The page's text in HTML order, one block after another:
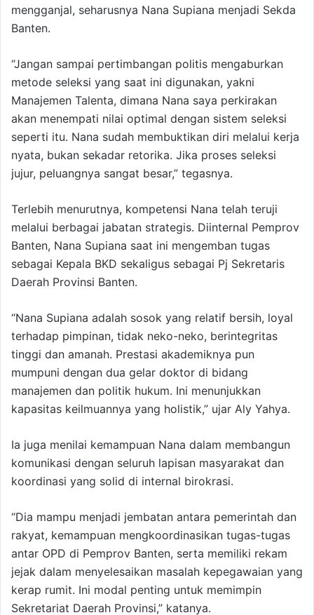
mengganjal, seharusnya Nana Supiana menjadi Sekda
Banten.
“Jangan sampai pertimbangan politis mengaburkan
metode seleksi yang saat ini digunakan, yakni
Manajemen Talenta, dimana Nana saya perkirakan
akan menempati nilai optimal dengan sistem seleksi
seperti itu. Nana sudah membuktikan diri melalui kerja
nyata, bukan sekadar retorika. Jika proses seleksi
jujur, peluangnya sangat besar,” tegasnya.
Terlebih menurutnya, kompetensi Nana telah teruji
melalui berbagai jabatan strategis. Diinternal Pemprov
Banten, Nana Supiana saat ini mengemban tugas
sebagai Kepala BKD sekaligus sebagai Pj Sekretaris
Daerah Provinsi Banten.
“Nana Supiana adalah sosok yang relatif bersih, loyal
terhadap pimpinan, tidak neko-neko, berintegritas
tinggi dan amanah. Prestasi akademiknya pun
mumpuni dengan dua gelar doktor di bidang
manajemen dan politik hukum. Ini menunjukkan
kapasitas keilmuannya yang holistik,” ujar Aly Yahya.
Ia juga menilai kemampuan Nana dalam membangun
komunikasi dengan seluruh lapisan masyarakat dan
koordinasi yang solid di internal birokrasi.
“Dia mampu menjadi jembatan antara pemerintah dan
rakyat, kemampuan mengkoordinasikan tugas-tugas
antar OPD di Pemprov Banten, serta memiliki rekam
jejak dalam menyelesaikan masalah kepegawaian yang
kerap rumit. Ini modal penting untuk memimpin
Sekretariat Daerah Provinsi,” katanya.